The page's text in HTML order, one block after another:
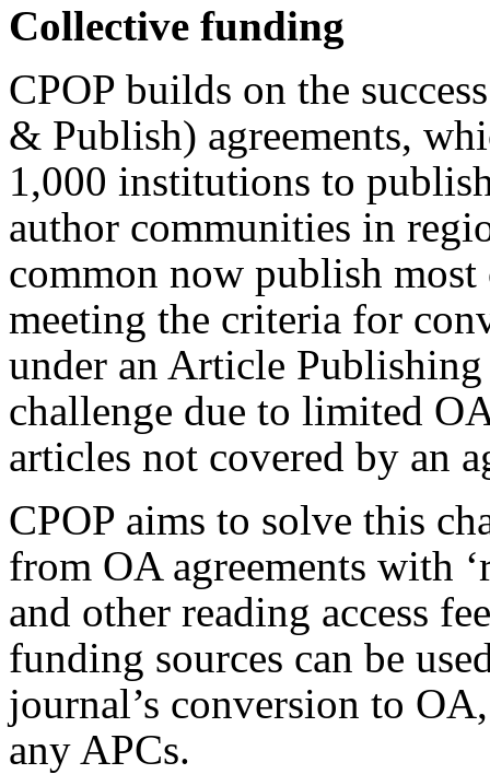
Collective funding
CPOP builds on the
& Publish) agreements,
1,000 institutions to
author communities in
common now publish
meeting the criteria for
under an Article
challenge due to limited
articles not covered by an
CPOP aims to solve this
from OA agreements with
and other reading access
funding sources can be
journal’s conversion to
any APCs.